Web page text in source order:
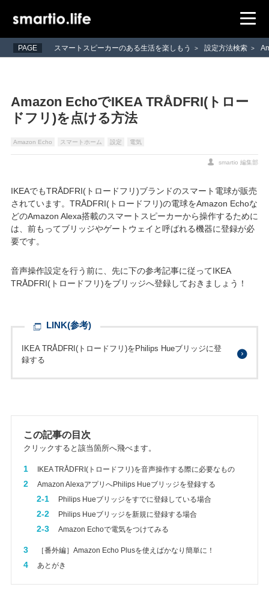
PAGE スマートスピーカーのある生活を楽しもう > 設定方法検索 >
Amazon EchoでIKEA TRÅDFRI(トロー
ドフリ)を点ける方法
Amazon Echo スマートホーム 設定 電気
smartio 編集部
IKEAでもTRÅDFRI(トロードフリ)ブランドのスマート電球が販売
されています。TRÅDFRI(トロードフリ)の電球をAmazon Echoな
どのAmazon Alexa搭載のスマートスピーカーから操作するために
は、前もってブリッジやゲートウェイと呼ばれる機器に登録が必
要です。
音声操作設定を行う前に、先に下の参考記事に従ってIKEA
TRÅDFRI(トロードフリ)をブリッジへ登録しておきましょう！
LINK(参考)
IKEA TRÅDFRI(トロードフリ)をPhilips Hueブリッジに登
録する
この記事の目次
クリックすると該当箇所へ飛べます。
1 IKEA TRÅDFRI(トロードフリ)を音声操作する際に必要なもの
2 Amazon AlexaアプリへPhilips Hueブリッジを登録する
2-1 Philips Hueブリッジをすでに登録している場合
2-2 Philips Hueブリッジを新規に登録する場合
2-3 Amazon Echoで電気をつけてみる
3 ［番外編］Amazon Echo Plusを使えばかなり簡単に！
4 あとがき